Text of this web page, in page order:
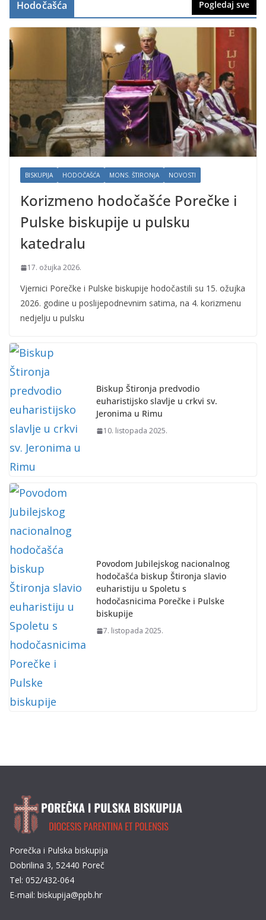
Hodočašća Pogledaj sve
BISKUPIJA HODOČAŠĆA MONS. ŠTIRONJA NOVOSTI
Korizmeno hodočašće Porečke i
Pulske biskupije u pulsku
katedralu
17. ožujka 2026.
Vjernici Porečke i Pulske biskupije hodočastili su 15. ožujka
2026. godine u poslijepodnevnim satima, na 4. korizmenu
nedjelju u pulsku
Biskup Štironja predvodio
euharistijsko slavlje u crkvi sv.
Jeronima u Rimu
10. listopada 2025.
Povodom Jubilejskog nacionalnog
hodočašća biskup Štironja slavio
euharistiju u Spoletu s
hodočasnicima Porečke i Pulske
biskupije
7. listopada 2025.
Porečka i Pulska biskupija
Dobrilina 3, 52440 Poreč
Tel: 052/432-064
E-mail: biskupija@ppb.hr